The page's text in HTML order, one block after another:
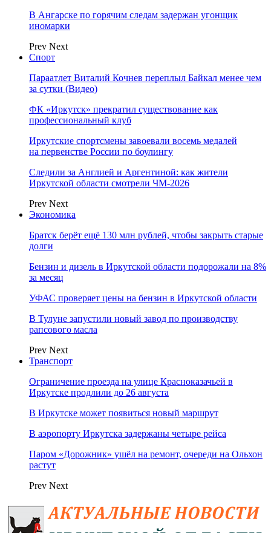
В Ангарске по горячим следам задержан угонщик
иномарки
Prev Next
Спорт
Параатлет Виталий Кочнев переплыл Байкал менее чем
за сутки (Видео)
ФК «Иркутск» прекратил существование как
профессиональный клуб
Иркутские спортсмены завоевали восемь медалей
на первенстве России по боулингу
Следили за Англией и Аргентиной: как жители
Иркутской области смотрели ЧМ-2026
Prev Next
Экономика
Братск берёт ещё 130 млн рублей, чтобы закрыть старые
долги
Бензин и дизель в Иркутской области подорожали на 8%
за месяц
УФАС проверяет цены на бензин в Иркутской области
В Тулуне запустили новый завод по производству
рапсового масла
Prev Next
Транспорт
Ограничение проезда на улице Красноказачьей в
Иркутске продлили до 26 августа
В Иркутске может появиться новый маршрут
В аэропорту Иркутска задержаны четыре рейса
Паром «Дорожник» ушёл на ремонт, очереди на Ольхон
растут
Prev Next